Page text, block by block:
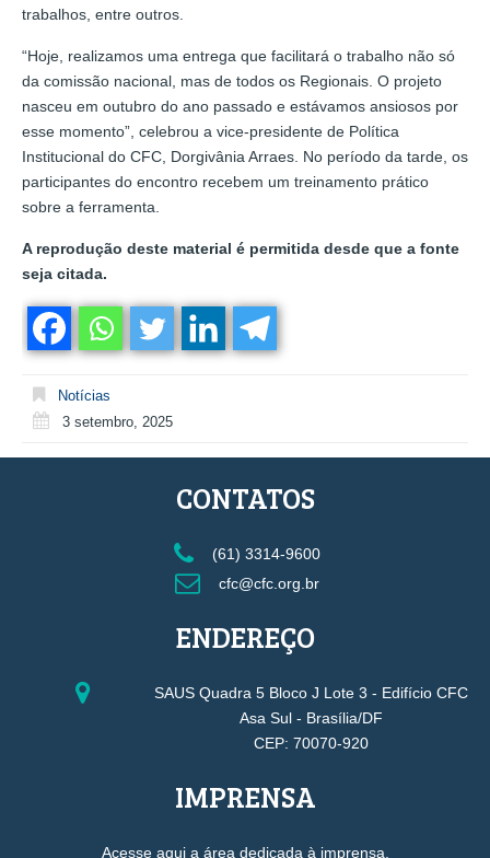
trabalhos, entre outros.
“Hoje, realizamos uma entrega que facilitará o trabalho não só
da comissão nacional, mas de todos os Regionais. O projeto
nasceu em outubro do ano passado e estávamos ansiosos por
esse momento”, celebrou a vice-presidente de Política
Institucional do CFC, Dorgivânia Arraes. No período da tarde, os
participantes do encontro recebem um treinamento prático
sobre a ferramenta.
A reprodução deste material é permitida desde que a fonte
seja citada.
Notícias
3 setembro, 2025
CONTATOS
(61) 3314-9600
cfc@cfc.org.br
ENDEREÇO
SAUS Quadra 5 Bloco J Lote 3 - Edifício CFC
Asa Sul - Brasília/DF
CEP: 70070-920
IMPRENSA
Acesse aqui a área dedicada à imprensa.